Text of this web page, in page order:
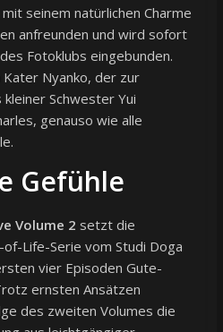
seinem natürlichen Charme
anfreunden und wird sofort
Fotoklubs eingebunden.
Kater Nyanko, der zur
Schwester Yui
genauso wie alle
Gefühle
Volume 2 setzt die
Life-Serie vom Studi Doga
vier Episoden Gute-
ernsten Ansätzen
des zweiten Volumes die